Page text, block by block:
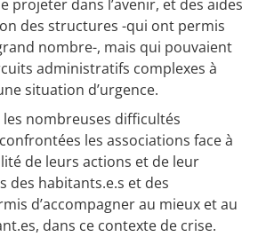
projeter dans l’avenir, et des aides
des structures -qui ont permis
nombre-, mais qui pouvaient
administratifs complexes à
situation d’urgence.
nombreuses difficultés
les associations face à
de leurs actions et de leur
des habitants.e.s et des
d’accompagner au mieux et au
dans ce contexte de crise.